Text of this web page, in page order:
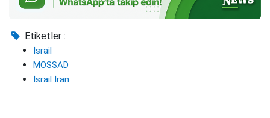
Etiketler :
İsrail
MOSSAD
İsrail İran